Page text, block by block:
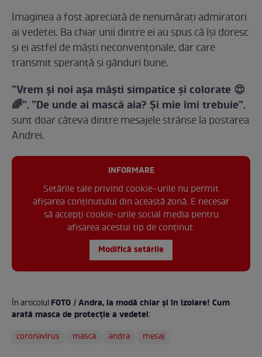
Imaginea a fost apreciată de nenumărați admiratori
ai vedetei. Ba chiar unii dintre ei au spus că își doresc
și ei astfel de măști neconvențonale, dar care
transmit speranță și gânduri bune.
”Vrem și noi așa măști simpatice și colorate 😍
🌈”, ”De unde ai mască aia? Și mie îmi trebuie”,
sunt doar câteva dintre mesajele strânse la postarea
Andrei.
INFORMARE
Setările tale privind cookie-urile nu permit
afișarea conținutului din această zonă. E necesar
să accepți cookie-urile social media pentru
afisarea acestui tip de conținut.
Modifică setările
În articolulFOTO / Andra, la modă chiar și în izolare! Cum
arată masca de protecție a vedetei:
coronavirus
masca andra mesaj